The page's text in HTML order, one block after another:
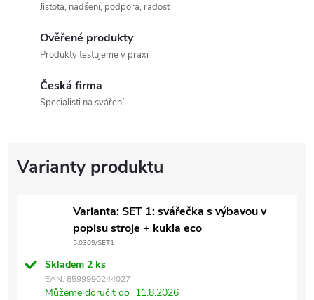
Jistota, nadšení, podpora, radost
Ověřené produkty
Produkty testujeme v praxi
Česká firma
Specialisti na sváření
Varianta: SET 1: svářečka s výbavou v
popisu stroje + kukla eco
5.0309/SET1
Skladem 2 ks
EAN: 8599990244027
Můžeme doručit do 11.8.2026